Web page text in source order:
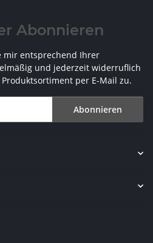
Abonnieren
mir entsprechend Ihrer
und jederzeit widerruflich
per E-Mail zu.
Abonnieren